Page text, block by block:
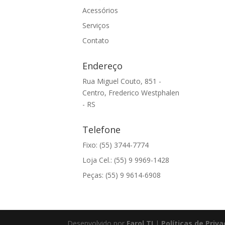
Acessórios
Serviços
Contato
Endereço
Rua Miguel Couto, 851 -
Centro, Frederico Westphalen
- RS
Telefone
Fixo: (55) 3744-7774
Loja Cel.: (55) 9 9969-1428
Peças: (55) 9 9614-6908
Desenvolvido por Farol TI | Políticas de